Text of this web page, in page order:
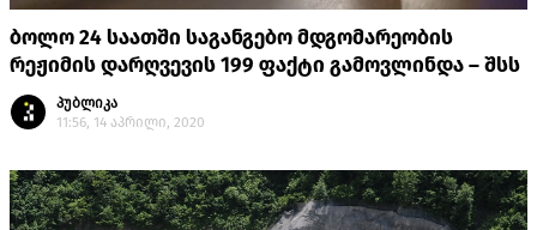
ბოლო 24 საათში საგანგებო მდგომარეობის
რეჟიმის დარღვევის 199 ფაქტი გამოვლინდა – შსს
პუბლიკა
11:56, 14 აპრილი, 2020